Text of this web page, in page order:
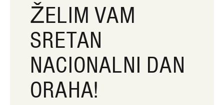
ŽELIM VAM
SRETAN
NACIONALNI DAN
ORAHA!